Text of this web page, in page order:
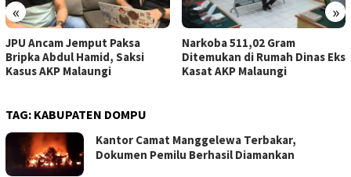
« »
JPU Ancam Jemput Paksa
Bripka Abdul Hamid, Saksi
Kasus AKP Malaungi
Narkoba 511,02 Gram
Ditemukan di Rumah Dinas Eks
Kasat AKP Malaungi
TAG: KABUPATEN DOMPU
Kantor Camat Manggelewa Terbakar,
Dokumen Pemilu Berhasil Diamankan